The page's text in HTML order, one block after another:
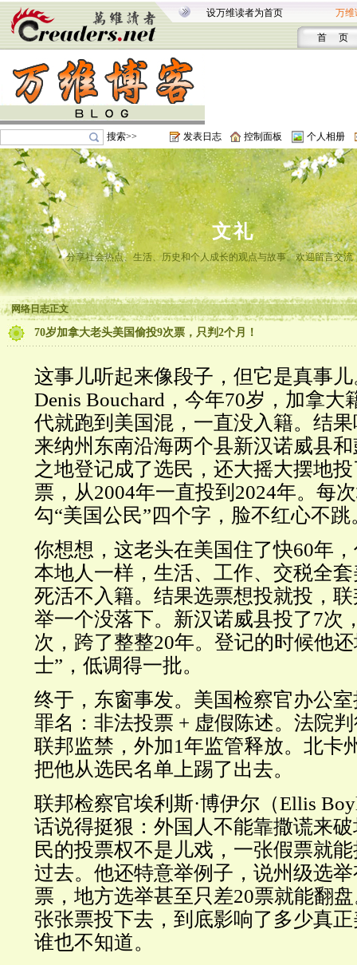
设万维读者为首页 万维
首 页
搜索>> 发表日志 控制面板 个人相册
文礼
分享社会热点、生活、历史和个人成长的观点与故事。欢迎留言交流
网络日志正文
70岁加拿大老头美国偷投9次票，只判2个月！
这事儿听起来像段子，但它是真事
Denis Bouchard，今年70岁，加拿大
代就跑到美国混，一直没入籍。结
来纳州东南沿海两个县新汉诺威县
之地登记成了选民，还大摇大摆地
票，从2004年一直投到2024年。每
勾“美国公民”四个字，脸不红心不跳
你想想，这老头在美国住了快60年
本地人一样，生活、工作、交税全
死活不入籍。结果选票想投就投，
举一个没落下。新汉诺威县投了7次
次，跨了整整20年。登记的时候他
士”，低调得一批。
终于，东窗事发。美国检察官办公
罪名：非法投票 + 虚假陈述。法院
联邦监禁，外加1年监管释放。北卡
把他从选民名单上踢了出去。
联邦检察官埃利斯·博伊尔（Ellis
话说得挺狠：外国人不能靠撒谎来
民的投票权不是儿戏，一张假票就
过去。他还特意举例子，说州级选
票，地方选举甚至只差20票就能翻
张张票投下去，到底影响了多少真
谁也不知道。